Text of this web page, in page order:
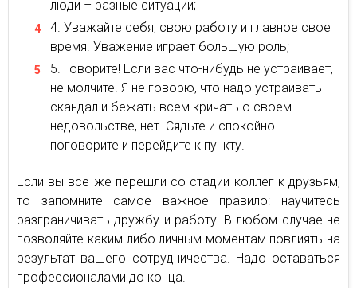
люди – разные ситуации;
Уважайте себя, свою работу и главное свое
время. Уважение играет большую роль;
Говорите! Если вас что-нибудь не устраивает,
не молчите. Я не говорю, что надо устраивать
скандал и бежать всем кричать о своем
недовольстве, нет. Сядьте и спокойно
поговорите и перейдите к пункту.
Если вы все же перешли со стадии коллег к друзьям,
то запомните самое важное правило: научитесь
разграничивать дружбу и работу. В любом случае не
позволяйте каким-либо личным моментам повлиять на
результат вашего сотрудничества. Надо оставаться
профессионалами до конца.